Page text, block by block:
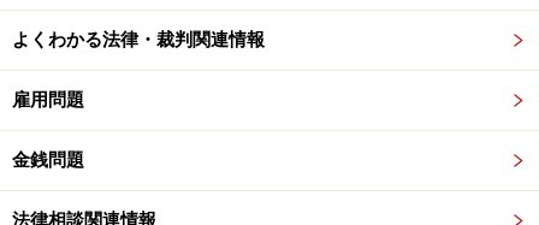
＜参考＞
岡山県警察公式X 2025年8月7日
警視庁「
子供の交通人身事故発生状況（令和7年上半
期）」
※コメントは原文ママ
よくわかる法律・裁判関連情報
雇用問題
金銭問題
法律相談関連情報